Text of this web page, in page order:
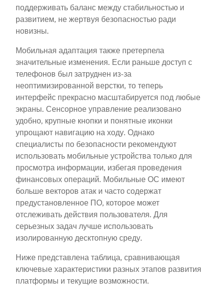
поддерживать баланс между стабильностью и
развитием, не жертвуя безопасностью ради
новизны.
Мобильная адаптация также претерпела
значительные изменения. Если раньше доступ с
телефонов был затруднен из-за
неоптимизированной верстки, то теперь
интерфейс прекрасно масштабируется под любые
экраны. Сенсорное управление реализовано
удобно, крупные кнопки и понятные иконки
упрощают навигацию на ходу. Однако
специалисты по безопасности рекомендуют
использовать мобильные устройства только для
просмотра информации, избегая проведения
финансовых операций. Мобильные ОС имеют
больше векторов атак и часто содержат
предустановленное ПО, которое может
отслеживать действия пользователя. Для
серьезных задач лучше использовать
изолированную десктопную среду.
Ниже представлена таблица, сравнивающая
ключевые характеристики разных этапов развития
платформы и текущие возможности.